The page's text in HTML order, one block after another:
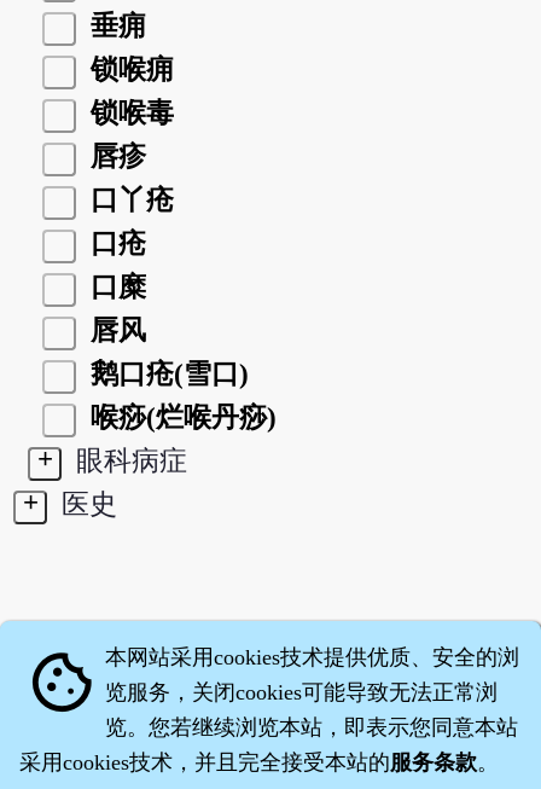
垂痈
锁喉痈
锁喉毒
唇疹
口丫疮
口疮
口糜
唇风
鹅口疮(雪口)
喉痧(烂喉丹痧)
+
眼科病症
+
医史
cookie 本网站采用cookies技术提供优质、安全的浏
览服务，关闭cookies可能导致无法正常浏
览。您若继续浏览本站，即表示您同意本站
采用cookies技术，并且完全接受本站的服务条款。